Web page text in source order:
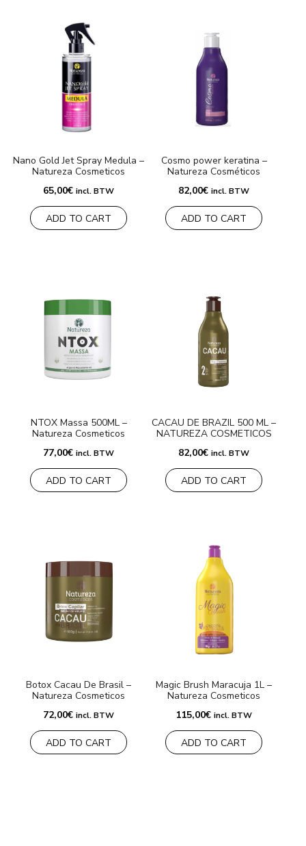
Nano Gold Jet Spray Medula –
Natureza Cosmeticos
65,00€ incl. BTW
ADD TO CART
Cosmo power keratina –
Natureza Cosméticos
82,00€ incl. BTW
ADD TO CART
NTOX Massa 500ML –
Natureza Cosmeticos
77,00€ incl. BTW
ADD TO CART
CACAU DE BRAZIL 500 ML –
NATUREZA COSMETICOS
82,00€ incl. BTW
ADD TO CART
Botox Cacau De Brasil –
Natureza Cosmeticos
72,00€ incl. BTW
ADD TO CART
Magic Brush Maracuja 1L –
Natureza Cosmeticos
115,00€ incl. BTW
ADD TO CART